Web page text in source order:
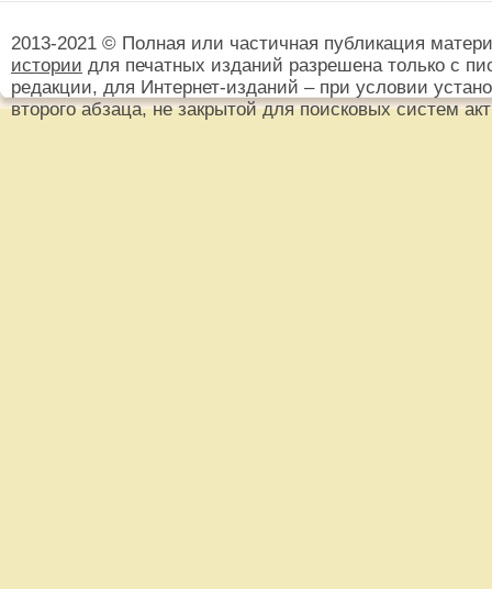
2013-2021 © Полная или частичная публикация
истории для печатных изданий разрешена только с
редакции, для Интернет-изданий – при условии
второго абзаца, не закрытой для поисковых систем